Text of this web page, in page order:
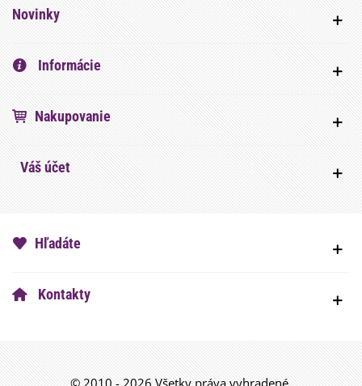
Novinky
Informácie
Nakupovanie
Váš účet
Hľadáte
Kontakty
© 2010 - 2026 Všetky práva vyhradené.